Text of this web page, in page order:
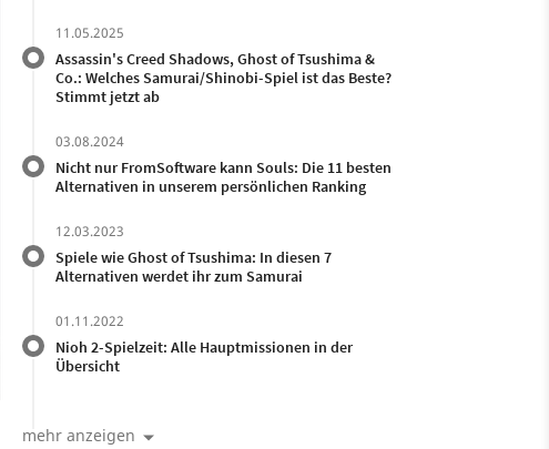
11.05.2025
Assassin's Creed Shadows, Ghost of Tsushima &
Co.: Welches Samurai/Shinobi-Spiel ist das Beste?
Stimmt jetzt ab
03.08.2024
Nicht nur FromSoftware kann Souls: Die 11 besten
Alternativen in unserem persönlichen Ranking
12.03.2023
Spiele wie Ghost of Tsushima: In diesen 7
Alternativen werdet ihr zum Samurai
01.11.2022
Nioh 2-Spielzeit: Alle Hauptmissionen in der
Übersicht
mehr anzeigen